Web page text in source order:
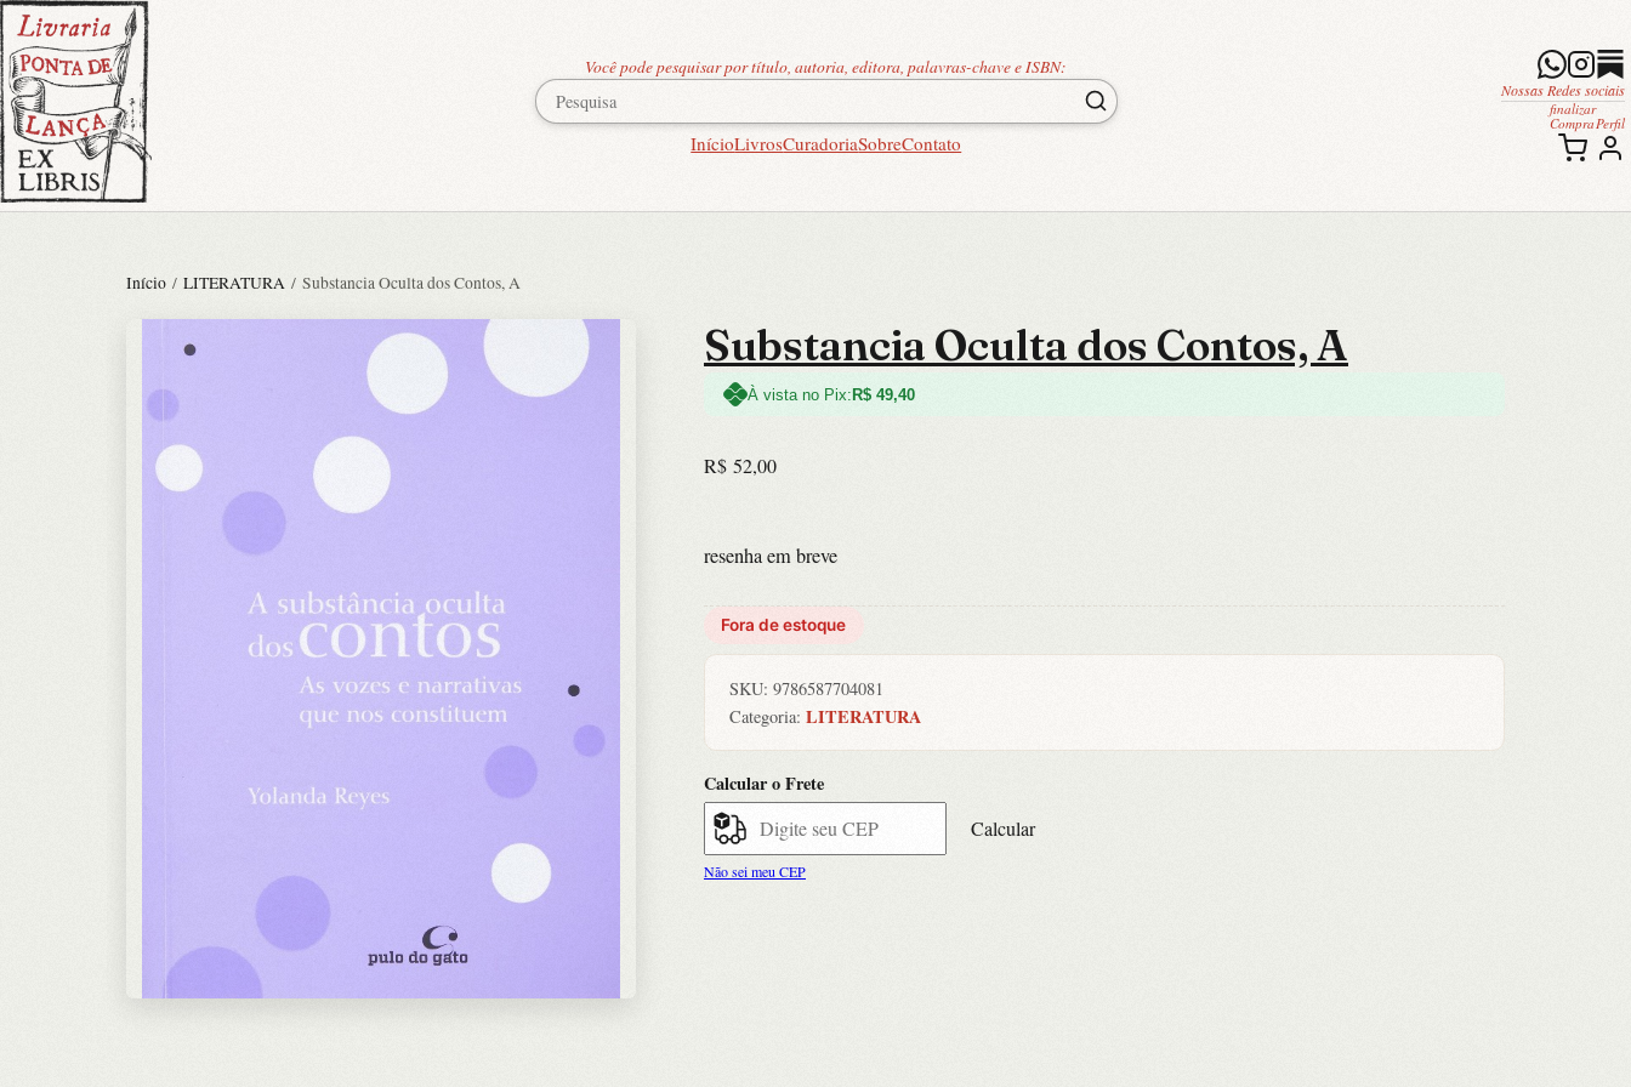
Você pode pesquisar por título, autoria, editora, palavras-chave e ISBN:
InícioLivrosCuradoriaSobreContato
Nossas Redes sociais
finalizar
Compra Perfil
Início / LITERATURA / Substancia Oculta dos Contos, A
Substancia Oculta dos Contos, A
À vista no Pix:R$ 49,40
R$ 52,00
resenha em breve
Fora de estoque
SKU: 9786587704081
Categoria: LITERATURA
Calcular o Frete
Calcular
Não sei meu CEP